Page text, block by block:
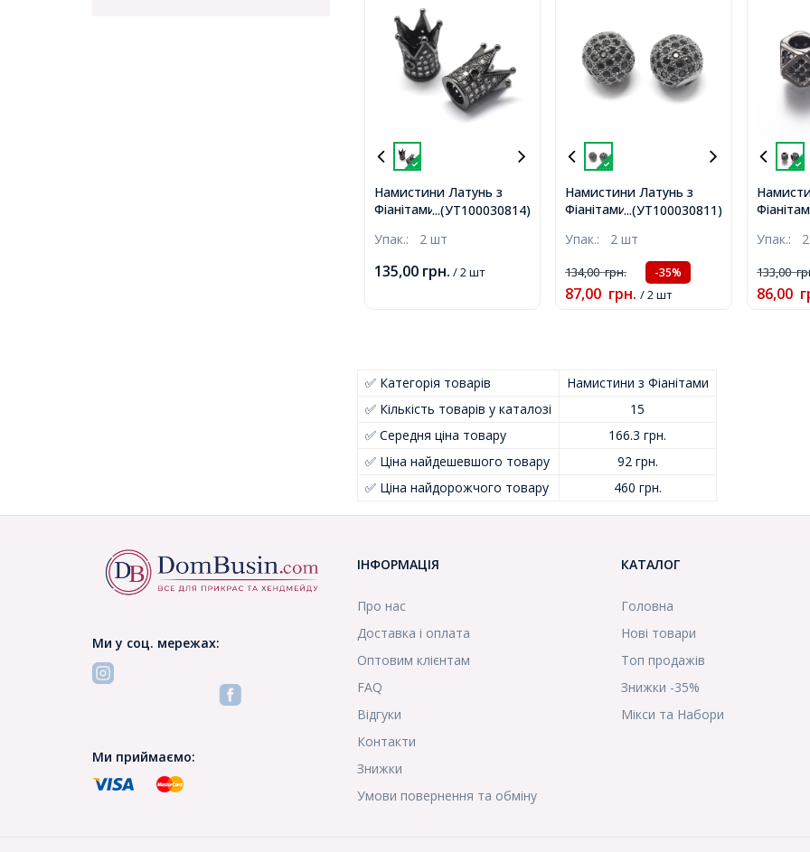
...(УТ100030814)
Намистини Латунь з
Фіанітами, Корона,
Збройова сталь, Колір
12х10х10мм, Отвір
Упак.: 2 шт
135,00 грн. / 2 шт
...(УТ100030811)
Намистини Латунь з
Фіанітами, Круглі, Стійке
Сталь, Колір фіанітів:
Чорний, 6х6мм, Отвір
1.5мм,
Упак.: 2 шт
134,00грн. -35%
87,00 грн. / 2 шт
7мм,
Упак.:
133,00
86,00
✅ Категорія товарів
Намистини з Фіанітами
✅ Кількість товарів у каталозі
15
✅ Середня ціна товару
166.3 грн.
✅ Ціна найдешевшого товару
92 грн.
✅ Ціна найдорожчого товару
460 грн.
Ми у соц. мережах:
Ми приймаємо:
ІНФОРМАЦІЯ
Про нас
Доставка і оплата
Оптовим клієнтам
FAQ
Відгуки
Контакти
Знижки
Умови повернення та обміну
КАТАЛОГ
Головна
Нові товари
Топ продажів
Знижки -35%
Мікси та Набори